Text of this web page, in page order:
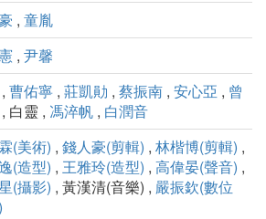
, 童胤
, 尹馨
, 曹佑寧 , 莊凱勛 , 蔡振南 , 安心亞 , 曾
, 白靈 , 馮淬帆 , 白潤音
(美術) , 錢人豪(剪輯) , 林楷博(剪輯) ,
(造型) , 王雅玲(造型) , 高偉晏(聲音) ,
(攝影) , 黃漢清(音樂) , 嚴振欽(數位